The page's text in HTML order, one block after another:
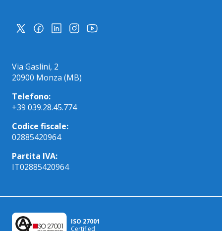
Via Gaslini, 2
20900 Monza (MB)
Telefono:
+39 039.28.45.774
Codice fiscale:
02885420964
Partita IVA:
IT02885420964
ISO 27001
Certified